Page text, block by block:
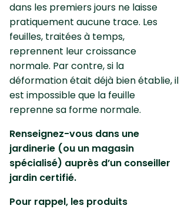
dans les premiers jours ne laisse
pratiquement aucune trace. Les
feuilles, traitées à temps,
reprennent leur croissance
normale. Par contre, si la
déformation était déjà bien établie, il
est impossible que la feuille
reprenne sa forme normale.
Renseignez-vous dans une
jardinerie (ou un magasin
spécialisé) auprès d’un conseiller
jardin certifié.
Pour rappel, les produits